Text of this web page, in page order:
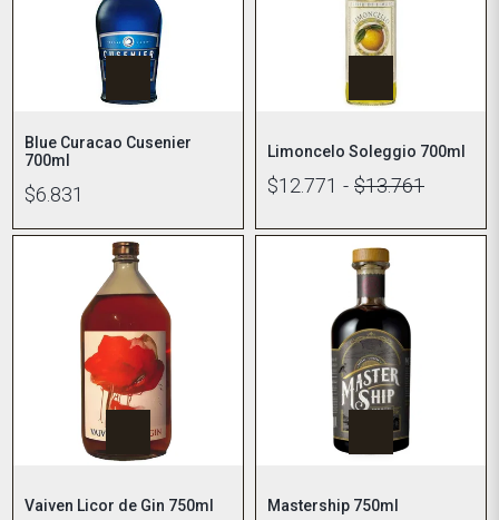
Blue Curacao Cusenier
700ml
$6.831
Limoncelo Soleggio 700ml
$12.771 - $13.761
Vaiven Licor de Gin 750ml Mastership 750ml